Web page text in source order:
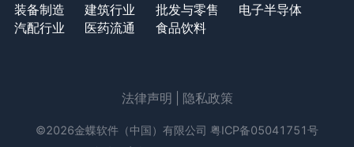
装备制造
建筑行业 批发与零售
电子半导体
汽配行业
医药流通 食品饮料
法律声明 隐私政策
©2026金蝶软件（中国）有限公司 粤ICP备05041751号